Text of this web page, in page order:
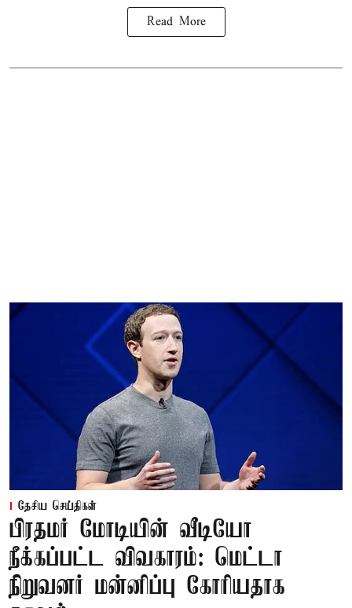
Read More
தேசிய செய்திகள்
பிரதமர் மோடியின் வீடியோ
நீக்கப்பட்ட விவகாரம்: மெட்டா
நிறுவனர் மன்னிப்பு கோரியதாக